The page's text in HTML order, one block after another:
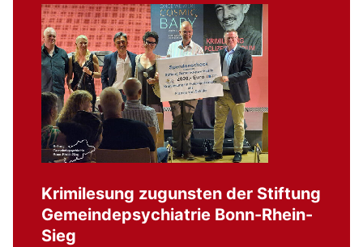
Krimilesung zugunsten der Stiftung
Gemeindepsychiatrie Bonn-Rhein-
Sieg